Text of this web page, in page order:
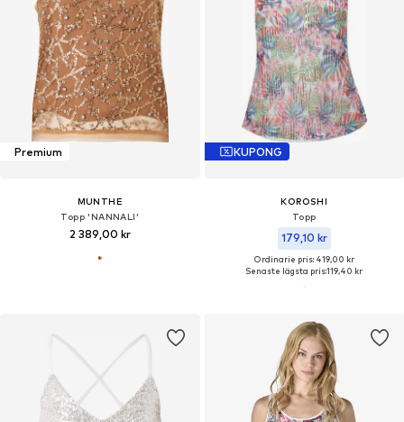
Premium
MUNTHE
Topp 'NANNALI'
2 389,00 kr
KUPONG
KOROSHI
Topp
179,10 kr
Ordinarie pris: 419,00 kr
Senaste lägsta pris:119,40 kr